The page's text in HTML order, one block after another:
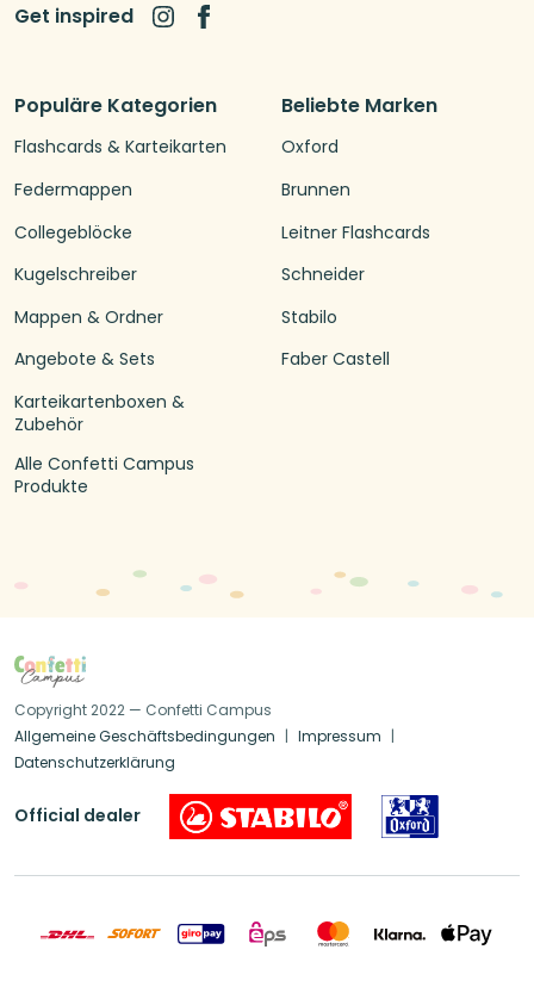
Populäre Kategorien
Flashcards & Karteikarten
Federmappen
Collegeblöcke
Kugelschreiber
Mappen & Ordner
Angebote & Sets
Karteikartenboxen &
Zubehör
Alle Confetti Campus
Produkte
Beliebte Marken
Oxford
Brunnen
Leitner Flashcards
Schneider
Stabilo
Faber Castell
Get inspired
Copyright 2022 — Confetti Campus
Allgemeine Geschäftsbedingungen
Impressum
Datenschutzerklärung
Official dealer